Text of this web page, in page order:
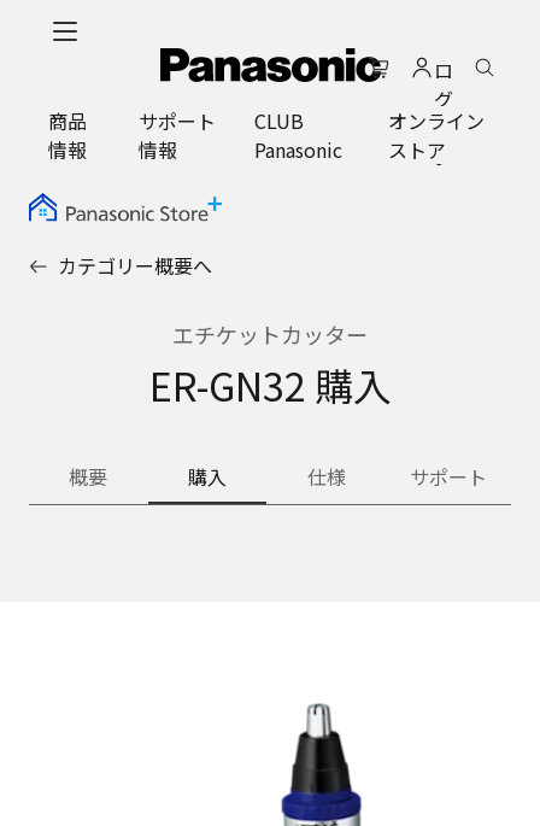
ロ
グ
イ
ン
商品
情報
サポート
情報
CLUB
Panasonic
オンライン
ストア
カテゴリー概要へ
エチケットカッター
ER-GN32 購入
概要 購入 仕様 サポート